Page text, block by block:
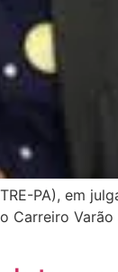
PA), em